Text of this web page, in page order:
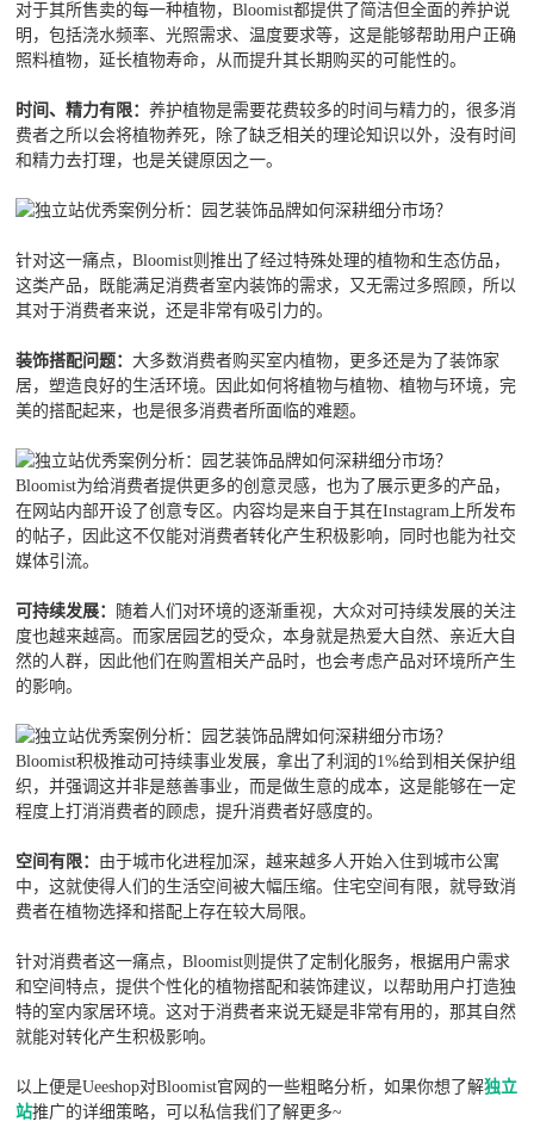
对于其所售卖的每一种植物，Bloomist都提供了简洁但全面的养护说
明，包括浇水频率、光照需求、温度要求等，这是能够帮助用户正确
照料植物，延长植物寿命，从而提升其长期购买的可能性的。
时间、精力有限：养护植物是需要花费较多的时间与精力的，很多消
费者之所以会将植物养死，除了缺乏相关的理论知识以外，没有时间
和精力去打理，也是关键原因之一。
针对这一痛点，Bloomist则推出了经过特殊处理的植物和生态仿品，
这类产品，既能满足消费者室内装饰的需求，又无需过多照顾，所以
其对于消费者来说，还是非常有吸引力的。
装饰搭配问题：大多数消费者购买室内植物，更多还是为了装饰家
居，塑造良好的生活环境。因此如何将植物与植物、植物与环境，完
美的搭配起来，也是很多消费者所面临的难题。
Bloomist为给消费者提供更多的创意灵感，也为了展示更多的产品，
在网站内部开设了创意专区。内容均是来自于其在Instagram上所发布
的帖子，因此这不仅能对消费者转化产生积极影响，同时也能为社交
媒体引流。
可持续发展：
随着人们对环境的逐渐重视，大众对可持续发展的关注
度也越来越高。而家居园艺的受众，本身就是热爱大自然、亲近大自
然的人群，因此他们在购置相关产品时，也会考虑产品对环境所产生
的影响。
Bloomist积极推动可持续事业发展，拿出了利润的1%给到相关保护组
织，并强调这并非是慈善事业，而是做生意的成本，这是能够在一定
程度上打消消费者的顾虑，提升消费者好感度的。
空间有限： 由于城市化进程加深，越来越多人开始入住到城市公寓
中，这就使得人们的生活空间被大幅压缩。住宅空间有限，就导致消
费者在植物选择和搭配上存在较大局限。
针对消费者这一痛点，Bloomist则提供了定制化服务，根据用户需求
和空间特点，提供个性化的植物搭配和装饰建议，以帮助用户打造独
特的室内家居环境。这对于消费者来说无疑是非常有用的，那其自然
就能对转化产生积极影响。
以上便是Ueeshop对Bloomist官网的一些粗略分析，如果你想了解独立
站推广的详细策略，可以私信我们了解更多~